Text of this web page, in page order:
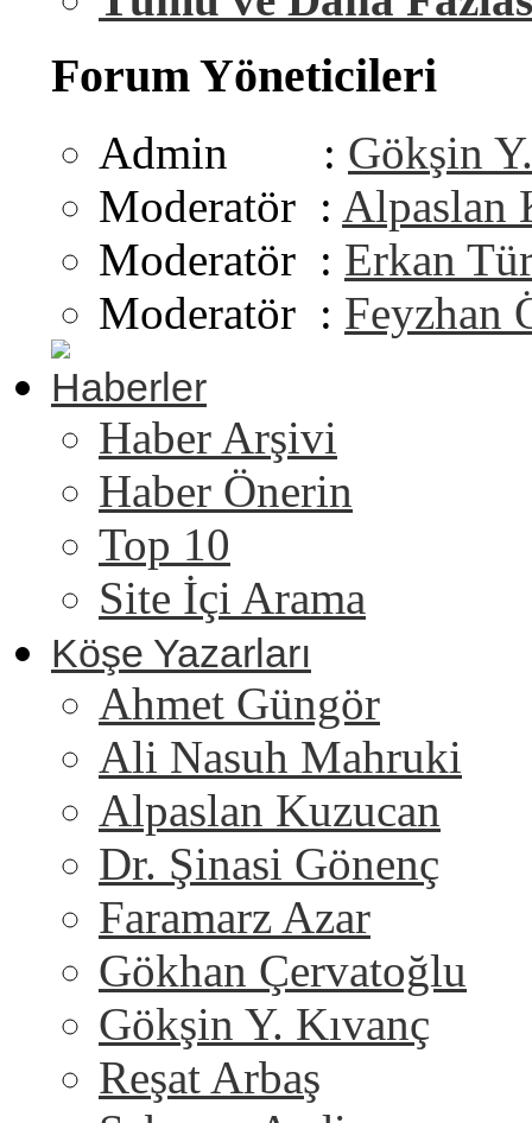
Forum Yöneticileri
Admin : Gökşin
Moderatör : Alpaslan
Moderatör : Erkan
Moderatör : Feyzhan
Haberler
Haber Arşivi
Haber Önerin
Top 10
Site İçi Arama
Köşe Yazarları
Ahmet Güngör
Ali Nasuh Mahruki
Alpaslan Kuzucan
Dr. Şinasi Gönenç
Faramarz Azar
Gökhan Çervatoğlu
Gökşin Y. Kıvanç
Reşat Arbaş